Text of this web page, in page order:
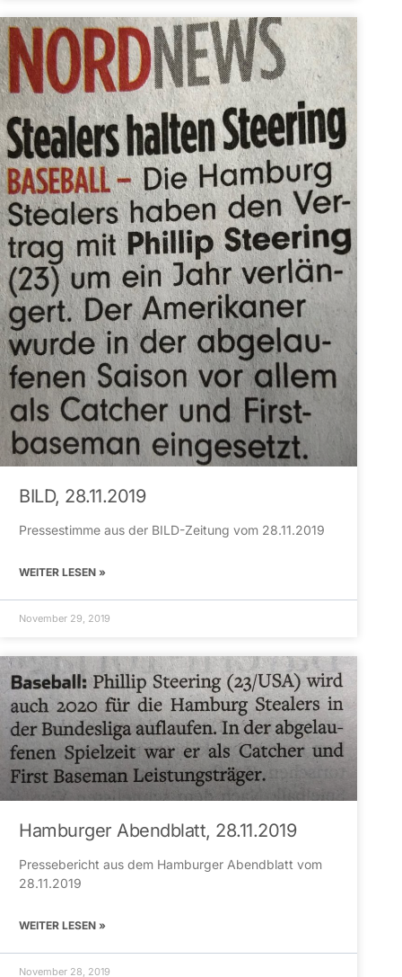
BILD, 28.11.2019
Pressestimme aus der BILD-Zeitung vom 28.11.2019
WEITER LESEN »
November 29, 2019
Hamburger Abendblatt, 28.11.2019
Pressebericht aus dem Hamburger Abendblatt vom
28.11.2019
WEITER LESEN »
November 28, 2019